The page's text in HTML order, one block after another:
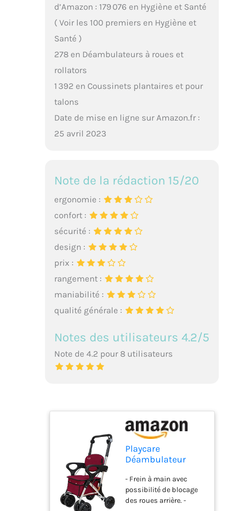
d’Amazon : 179 076 en Hygiène et Santé
( Voir les 100 premiers en Hygiène et
Santé )
278 en Déambulateurs à roues et
rollators
1 392 en Coussinets plantaires et pour
talons
Date de mise en ligne sur Amazon.fr :
25 avril 2023
Note de la rédaction 15/20
ergonomie :
confort :
sécurité :
design :
prix :
rangement :
maniabilité :
qualité générale :
Notes des utilisateurs 4.2/5
Note de 4.2 pour 8 utilisateurs
Playcare
Déambulateur
âgées avec siège et
accoudoirs large,
couleur grenat
- Frein à main avec
possibilité de blocage
des roues arrière. -